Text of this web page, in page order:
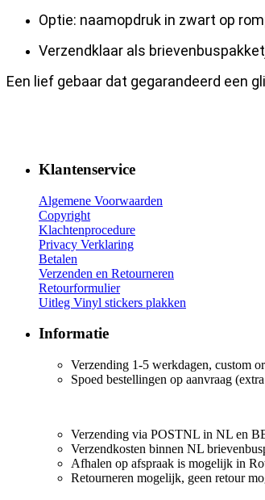
Optie: naamopdruk in zwart op
Verzendklaar als
Een lief gebaar dat gegarandeerd een
Klantenservice
Algemene Voorwaarden
Copyright
Klachtenprocedure
Privacy Verklaring
Betalen
Verzenden en Retourneren
Retourformulier
Uitleg Vinyl stickers plakken
Informatie
Verzending 1-5 werkdagen, custom
Spoed bestellingen op aanvraag
Verzending via POSTNL in NL en
Verzendkosten binnen NL
Afhalen op afspraak is mogelijk in
Retourneren mogelijk, geen retour